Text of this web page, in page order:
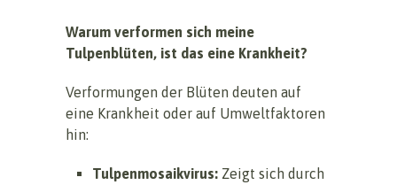
Warum verformen sich meine
Tulpenblüten, ist das eine Krankheit?
Verformungen der Blüten deuten auf
eine Krankheit oder auf Umweltfaktoren
hin:
Tulpenmosaikvirus: Zeigt sich durch